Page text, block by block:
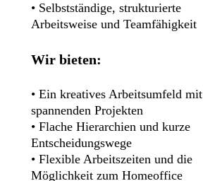
• Selbstständige, strukturierte
Arbeitsweise und Teamfähigkeit
Wir bieten:
• Ein kreatives Arbeitsumfeld mit
spannenden Projekten
• Flache Hierarchien und kurze
Entscheidungswege
• Flexible Arbeitszeiten und die
Möglichkeit zum Homeoffice